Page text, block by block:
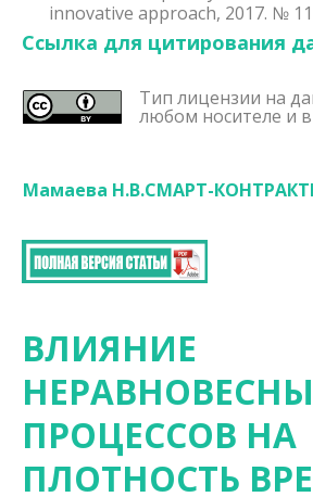
innovative approach, 2017. №
Ссылка для цитирования
Тип лицензии на
любом носителе и
Мамаева Н.В.СМАРТ-
ВЛИЯНИЕ
ПРОЦЕССОВ НА
ПЛОТНОСТЬ